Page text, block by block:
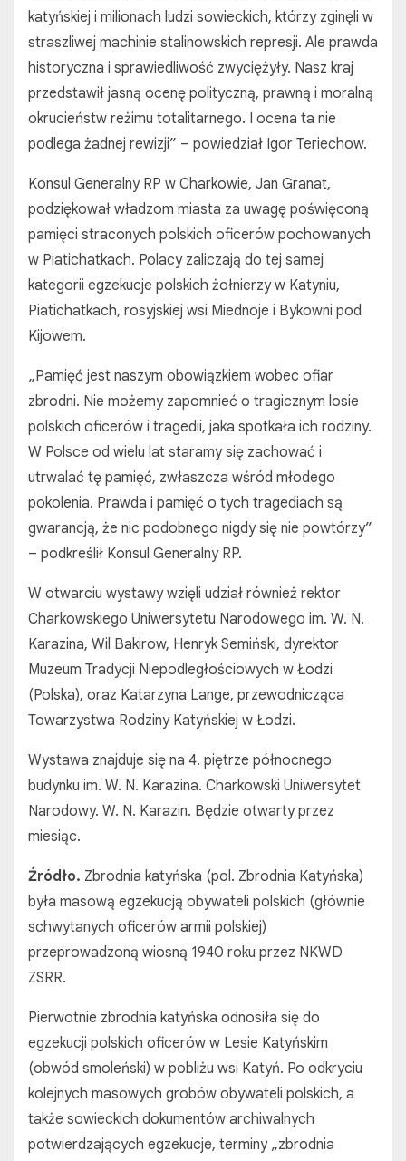
katyńskiej i milionach ludzi sowieckich, którzy zginęli w
straszliwej machinie stalinowskich represji. Ale prawda
historyczna i sprawiedliwość zwyciężyły. Nasz kraj
przedstawił jasną ocenę polityczną, prawną i moralną
okrucieństw reżimu totalitarnego. I ocena ta nie
podlega żadnej rewizji” – powiedział Igor Teriechow.
Konsul Generalny RP w Charkowie, Jan Granat,
podziękował władzom miasta za uwagę poświęconą
pamięci straconych polskich oficerów pochowanych
w Piatichatkach. Polacy zaliczają do tej samej
kategorii egzekucje polskich żołnierzy w Katyniu,
Piatichatkach, rosyjskiej wsi Miednoje i Bykowni pod
Kijowem.
„Pamięć jest naszym obowiązkiem wobec ofiar
zbrodni. Nie możemy zapomnieć o tragicznym losie
polskich oficerów i tragedii, jaka spotkała ich rodziny.
W Polsce od wielu lat staramy się zachować i
utrwalać tę pamięć, zwłaszcza wśród młodego
pokolenia. Prawda i pamięć o tych tragediach są
gwarancją, że nic podobnego nigdy się nie powtórzy”
– podkreślił Konsul Generalny RP.
W otwarciu wystawy wzięli udział również rektor
Charkowskiego Uniwersytetu Narodowego im. W. N.
Karazina, Wil Bakirow, Henryk Semiński, dyrektor
Muzeum Tradycji Niepodległościowych w Łodzi
(Polska), oraz Katarzyna Lange, przewodnicząca
Towarzystwa Rodziny Katyńskiej w Łodzi.
Wystawa znajduje się na 4. piętrze północnego
budynku im. W. N. Karazina. Charkowski Uniwersytet
Narodowy. W. N. Karazin. Będzie otwarty przez
miesiąc.
Źródło. Zbrodnia katyńska (pol. Zbrodnia Katyńska)
była masową egzekucją obywateli polskich (głównie
schwytanych oficerów armii polskiej)
przeprowadzoną wiosną 1940 roku przez NKWD
ZSRR.
Pierwotnie zbrodnia katyńska odnosiła się do
egzekucji polskich oficerów w Lesie Katyńskim
(obwód smoleński) w pobliżu wsi Katyń. Po odkryciu
kolejnych masowych grobów obywateli polskich, a
także sowieckich dokumentów archiwalnych
potwierdzających egzekucje, terminy „zbrodnia